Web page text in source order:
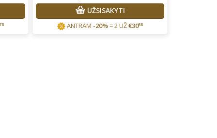
78
UŽSISAKYTI
ANTRAM -20%= 2 UŽ€3058